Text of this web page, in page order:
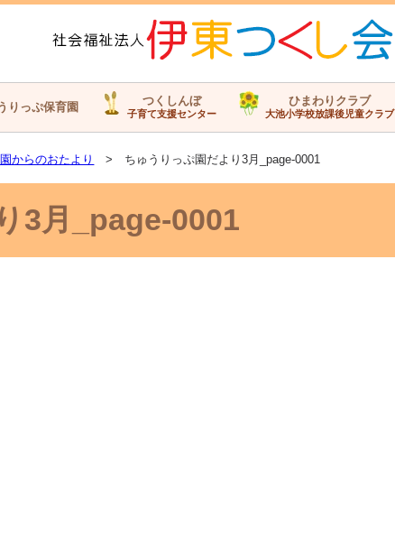
りっぷ保育園 つくしんぼ
子育て支援センター
ひまわりクラブ
大池小学校放課後児童クラブ
からのおたより > ちゅうりっぷ園だより3月_page-0001
3月_page-0001